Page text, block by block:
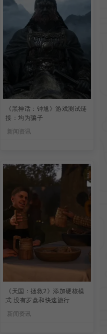
《黑神话：钟馗》游戏测试链
接：均为骗子
新闻资讯
《天国：拯救2》添加硬核模
式 没有罗盘和快速旅行
新闻资讯